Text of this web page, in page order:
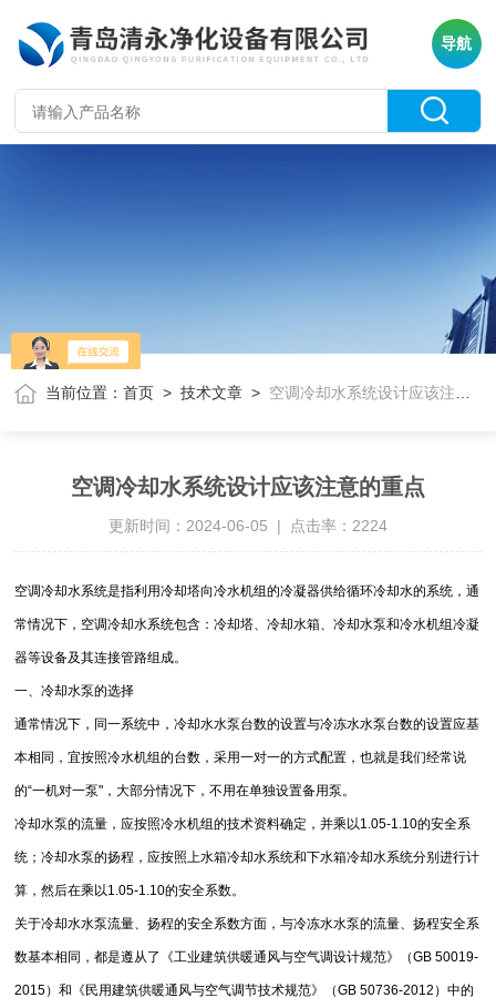
导航
当前位置：首页 >技术文章 > 空调冷却水系统设计应该注意的重点
空调冷却水系统设计应该注意的重点
更新时间：2024-06-05 | 点击率：2224
空调冷却水系统是指利用冷却塔向冷水机组的冷凝器供给循环冷却水的系统，通
常情况下，空调冷却水系统包含：冷却塔、冷却水箱、冷却水泵和冷水机组冷凝
器等设备及其连接管路组成。
一、冷却水泵的选择
通常情况下，同一系统中，冷却水水泵台数的设置与冷冻水水泵台数的设置应基
本相同，宜按照冷水机组的台数，采用一对一的方式配置，也就是我们经常说
的“一机对一泵"，大部分情况下，不用在单独设置备用泵。
冷却水泵的流量，应按照冷水机组的技术资料确定，并乘以1.05-1.10的安全系
统；冷却水泵的扬程，应按照上水箱冷却水系统和下水箱冷却水系统分别进行计
算，然后在乘以1.05-1.10的安全系数。
关于冷却水水泵流量、扬程的安全系数方面，与冷冻水水泵的流量、扬程安全系
数基本相同，都是遵从了《工业建筑供暖通风与空气调设计规范》（GB 50019-
2015）和《民用建筑供暖通风与空气调节技术规范》（GB 50736-2012）中的